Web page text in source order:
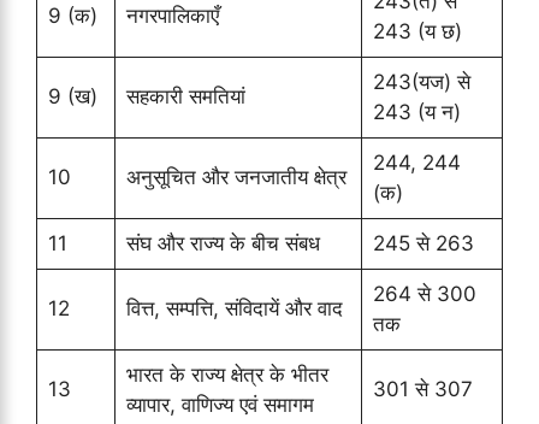
9 (क) नगरपालिकाएँ
243 (य छ)
9 (ख) सहकारी समतियां
243(यज) से
243 (य न)
10 अनुसूचित और जनजातीय क्षेत्र
244, 244
(क)
11 संघ और राज्य के बीच संबध 245 से 263
12 वित्त, सम्पत्ति, संविदायें और वाद
264 से 300
तक
13
भारत के राज्य क्षेत्र के भीतर
व्यापार, वाणिज्य एवं समागम
301 से 307